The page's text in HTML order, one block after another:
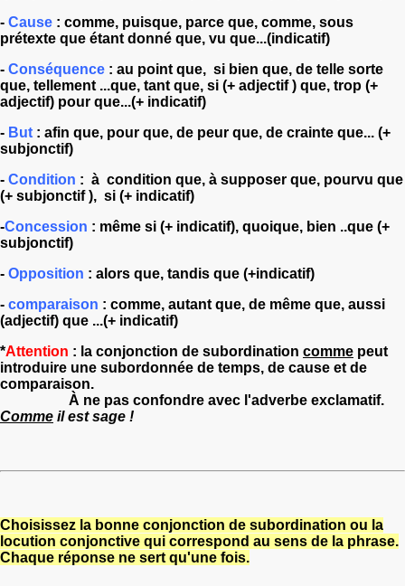
- Cause : comme, puisque, parce que, comme, sous
prétexte que étant donné que, vu que...(indicatif)
- Conséquence : au point que, si bien que, de telle sorte
que, tellement ...que, tant que, si (+ adjectif ) que, trop (+
adjectif) pour que...(+ indicatif)
- But : afin que, pour que, de peur que, de crainte que... (+
subjonctif)
- Condition : à condition que, à supposer que, pourvu que
(+ subjonctif ), si (+ indicatif)
-Concession : même si (+ indicatif), quoique, bien ..que (+
subjonctif)
- Opposition : alors que, tandis que (+indicatif)
- comparaison : comme, autant que, de même que, aussi
(adjectif) que ...(+ indicatif)
*Attention : la conjonction de subordination comme peut
introduire une subordonnée de temps, de cause et de
comparaison.
À ne pas confondre avec l'adverbe exclamatif.
Comme il est sage !
Choisissez la bonne conjonction de subordination ou la
locution conjonctive qui correspond au sens de la phrase.
Chaque réponse ne sert qu'une fois.